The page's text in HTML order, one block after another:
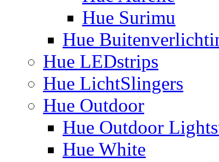
Hue Surimu
Hue
Hue LEDstrips
Hue LichtSlingers
Hue Outdoor
Hue Outdoor
Hue White